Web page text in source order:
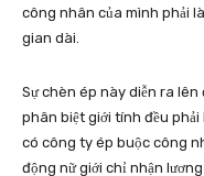
công nhân của mình phải
gian dài.
Sự chèn ép này diễn ra
phân biệt giới tính đều phải
có công ty ép buộc công
động nữ giới chỉ nhận